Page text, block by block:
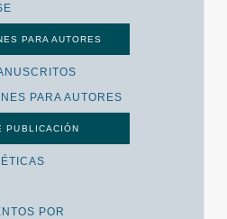
PARA AUTORES
PARA AUTORES
PUBLICACIÓN
POR